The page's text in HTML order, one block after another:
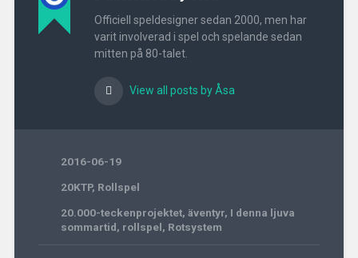
Officiell speldesigner sedan 2000, men har
varit involverad i spel och spelande sedan
mitten på 80-talet.
View all posts by Åsa
2016-06-19
20KTP, Rollspel
20.000-teckenprojektet, äventyr, I denna ljuva
sommartid, rollspel, Rotsystem